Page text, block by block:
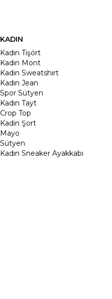
KADIN
Kadın Tişört
Kadın Mont
Kadın Sweatshirt
Kadın Jean
Spor Sütyen
Kadın Tayt
Crop Top
Kadin Şort
Mayo
Sütyen
Kadın Sneaker Ayakkabı